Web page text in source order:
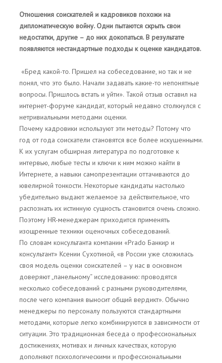
Отношения соискателей и кадровиков похожи на
дипломатическую войну. Одни пытаются скрыть свои
недостатки, другие – до них докопаться. В результате
появляются нестандартные подходы к оценке кандидатов.
«Бред какой-то. Пришел на собеседование, но так и не
понял, что это было. Начали задавать какие-то непонятные
вопросы. Пришлось встать и уйти». Такой отзыв оставил на
интернет-форуме кандидат, который недавно столкнулся с
нетривиальными методами оценки.
Почему кадровики используют эти методы? Потому что
год от года соискатели становятся все более искушенными.
К их услугам обширная литература по подготовке к
интервью, любые тесты и ключи к ним можно найти в
Интернете, а навыки самопрезентации оттачиваются до
ювелирной тонкости. Некоторые кандидаты настолько
убедительно выдают желаемое за действительное, что
распознать их истинную сущность становится очень сложно.
Поэтому HR-менеджерам приходится применять
изощренные техники оценочных собеседований.
По словам консультанта компании «Prado Банкир и
консультант» Ксении Сухотиной, «в России уже сложилась
своя модель оценки соискателей – у нас в основном
доверяют „панельному” исследованию: проводятся
несколько собеседований с разными руководителями,
после чего компания выносит общий вердикт». Обычно
менеджеры по персоналу пользуются стандартными
методами, которые легко комбинируются в зависимости от
ситуации. Это традиционная беседа о профессиональных
достижениях, мотивах и личных качествах, которую
дополняют психологическими и профессиональными